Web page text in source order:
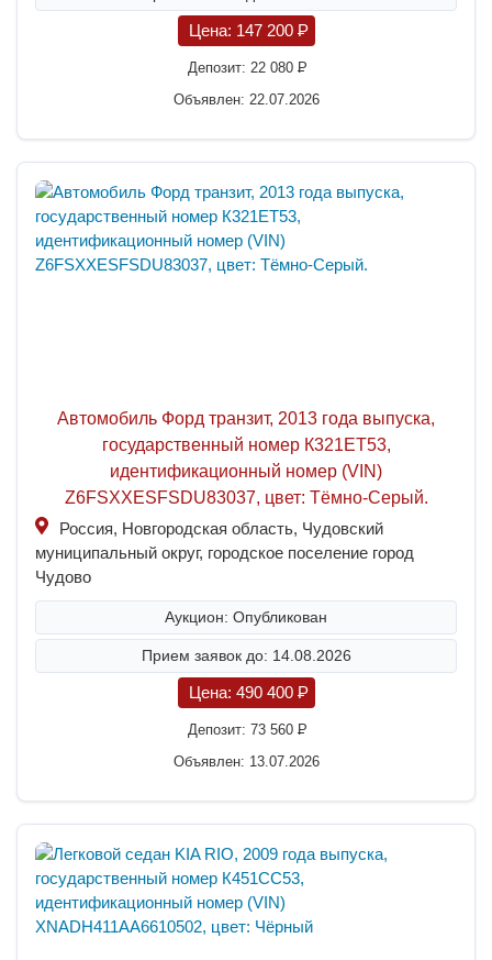
Цена: 147 200 P
Депозит: 22 080P
Объявлен: 22.07.2026
Автомобиль Форд транзит, 2013 года выпуска,
государственный номер К321ЕТ53,
идентификационный номер (VIN)
Z6FSXXESFSDU83037, цвет: Тёмно-Серый.
Россия, Новгородская область, Чудовский
муниципальный округ, городское поселение город
Чудово
Аукцион: Опубликован
Прием заявок до: 14.08.2026
Цена: 490 400 P
Депозит: 73 560P
Объявлен: 13.07.2026